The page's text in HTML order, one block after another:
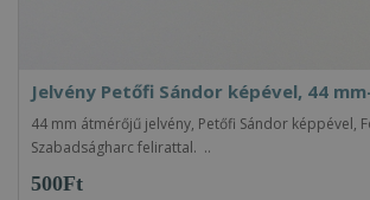
Jelvény Petőfi Sándor képével, 44
44 mm átmérőjű jelvény, Petőfi Sándor képpével,
Szabadságharc felirattal. ..
500Ft